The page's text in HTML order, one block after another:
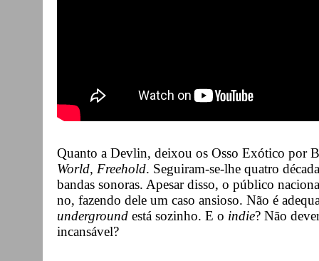
Quanto a Devlin, deixou os Osso Exótico por
World, Freehold. Seguiram-se-lhe quatro
bandas sonoras. Apesar disso, o público
no, fazendo dele um caso ansioso. Não é
underground está sozinho. E o indie? Não
incansável?